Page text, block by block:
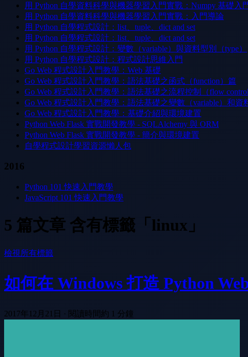
用 Python 自學資料科學與機器學習入門實戰：Numpy 基礎入
用 Python 自學資料科學與機器學習入門實戰：入門導論
用 Python 自學程式設計：list、tuple、dict and set
用 Python 自學程式設計：list、tuple、dict and set
用 Python 自學程式設計：變數（variable）與資料型別（type）
用 Python 自學程式設計：程式設計思維入門
Go Web 程式設計入門教學：Web 基礎
Go Web 程式設計入門教學：語法基礎之函式（function）篇
Go Web 程式設計入門教學：語法基礎之流程控制（flow
Go Web 程式設計入門教學：語法基礎之變數（variable）和資
Go Web 程式設計入門教學：基礎介紹與環境建置
Python Web Flask 實戰開發教學 - SQLAlchemy 與 ORM
Python Web Flask 實戰開發教學 - 簡介與環境建置
自學程式設計學習資源懶人包
2016
Python 101 快速入門教學
JavaScript 101 快速入門教學
5 篇文章 含有標籤「linux」
檢視所有標籤
如何在 Windows 打造 Python
2017年12月21日 · 閱讀時間約 1 分鐘